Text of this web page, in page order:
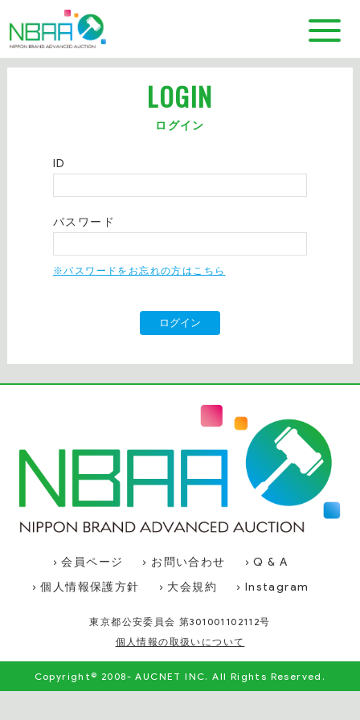
LOGIN
ログイン
ID
パスワード
※パスワードをお忘れの方はこちら
ログイン
› 会員ページ › お問い合わせ
› Q & A
› 個人情報保護方針
› 大会規約 › Instagram
東京都公安委員会 第301001102112号
個人情報の取扱いについて
Copyright© 2008- AUCNET INC. All Rights Reserved.